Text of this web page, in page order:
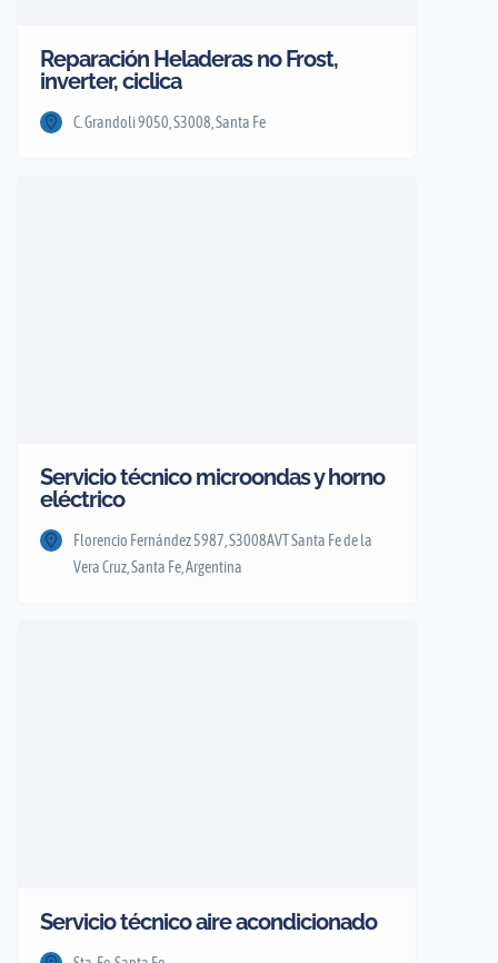
Reparación Heladeras no Frost,
inverter, ciclica
C. Grandoli 9050, S3008, Santa Fe
Servicio técnico microondas y horno
eléctrico
Florencio Fernández 5987, S3008AVT Santa Fe de la
Vera Cruz, Santa Fe, Argentina
Servicio técnico aire acondicionado